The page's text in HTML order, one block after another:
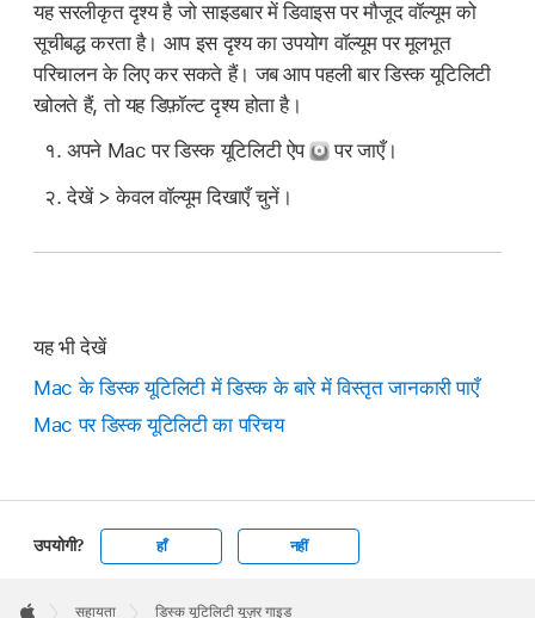
यह सरलीकृत दृश्य है जो साइडबार में डिवाइस पर मौजूद वॉल्यूम को
सूचीबद्ध करता है। आप इस दृश्य का उपयोग वॉल्यूम पर मूलभूत
परिचालन के लिए कर सकते हैं। जब आप पहली बार डिस्क यूटिलिटी
खोलते हैं, तो यह डिफ़ॉल्ट दृश्य होता है।
अपने Mac पर डिस्क यूटिलिटी ऐप
पर जाएँ।
देखें > केवल वॉल्यूम दिखाएँ चुनें।
यह भी देखें
Mac के डिस्क यूटिलिटी में डिस्क के बारे में विस्तृत जानकारी पाएँ
Mac पर डिस्क यूटिलिटी का परिचय
उपयोगी? हाँ नहीं
Footer
 सहायता डिस्क यूटिलिटी यूज़र गाइड